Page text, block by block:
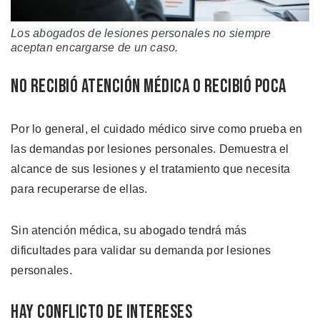
Los abogados de lesiones personales no siempre
aceptan encargarse de un caso.
No Recibió Atención Médica o Recibió Poca
Por lo general, el cuidado médico sirve como prueba en
las demandas por lesiones personales. Demuestra el
alcance de sus lesiones y el tratamiento que necesita
para recuperarse de ellas.
Sin atención médica, su abogado tendrá más
dificultades para validar su demanda por lesiones
personales.
Hay Conflicto de Intereses